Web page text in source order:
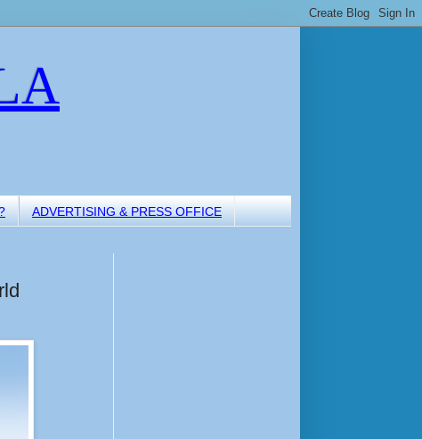
ADVERTISING & PRESS OFFICE